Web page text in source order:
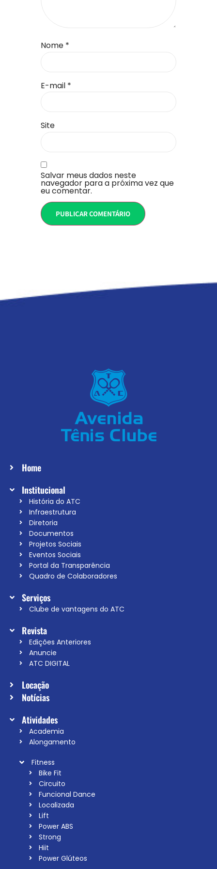
Nome *
E-mail *
Site
Salvar meus dados neste
navegador para a próxima vez que
eu comentar.
Home
Institucional
História do ATC
Infraestrutura
Diretoria
Documentos
Projetos Sociais
Eventos Sociais
Portal da Transparência
Quadro de Colaboradores
Serviços
Clube de vantagens do ATC
Revista
Edições Anteriores
Anuncie
ATC DIGITAL
Locação
Notícias
Atividades
Academia
Alongamento
Fitness
Bike Fit
Circuito
Funcional Dance
Localizada
Lift
Power ABS
Strong
Hiit
Power Glúteos